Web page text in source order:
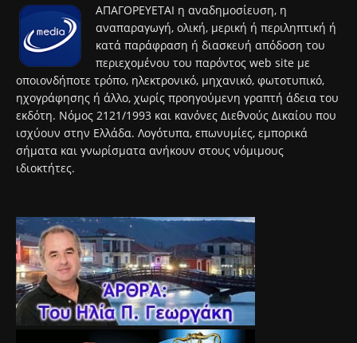
ΑΠΑΓΟΡΕΥΕΤΑΙ η αναδημοσίευση, η
αναπαραγωγή, ολική, μερική ή περιληπτική ή
κατά παράφραση ή διασκευή απόδοση του
περιεχομένου του παρόντος web site με
οποιονδήποτε τρόπο, ηλεκτρονικό, μηχανικό, φωτοτυπικό,
ηχογράφησης ή άλλο, χωρίς προηγούμενη γραπτή άδεια του
εκδότη. Νόμος 2121/1993 και κανόνες Διεθνούς Δικαίου που
ισχύουν στην Ελλάδα. Λογότυπα, επωνυμίες, εμπορικά
σήματα και γνωρίσματα ανήκουν στους νόμιμους
ιδιοκτήτες.